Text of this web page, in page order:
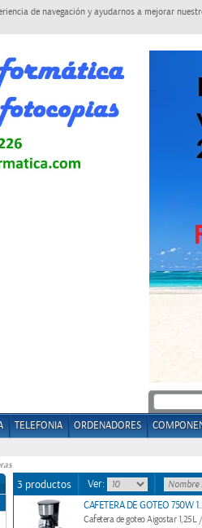
de navegación y ayudarnos a mejorar
TELEFONIA ORDENADORES
3 productos Ver:
CAFETERA DE GOTEO 750W
Cafetera de goteo Aigostar 1,25L